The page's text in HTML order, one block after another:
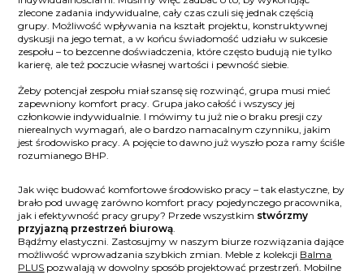
zlecone zadania indywidualne, cały czas czuli się jednak częścią
grupy. Możliwość wpływania na kształt projektu, konstruktywnej
dyskusji na jego temat, a w końcu świadomość udziału w sukcesie
zespołu – to bezcenne doświadczenia, które często budują nie tylko
karierę, ale też poczucie własnej wartości i pewność siebie.
Żeby potencjał zespołu miał szansę się rozwinąć, grupa musi mieć
zapewniony komfort pracy. Grupa jako całość i wszyscy jej
członkowie indywidualnie. I mówimy tu już nie o braku presji czy
nierealnych wymagań, ale o bardzo namacalnym czynniku, jakim
jest środowisko pracy. A pojęcie to dawno już wyszło poza ramy ściśle
rozumianego BHP.
Jak więc budować komfortowe środowisko pracy – tak elastyczne, by
brało pod uwagę zarówno komfort pracy pojedynczego pracownika,
jak i efektywność pracy grupy? Przede wszystkim stwórzmy
przyjazną przestrzeń biurową.
Bądźmy elastyczni. Zastosujmy w naszym biurze rozwiązania dające
możliwość wprowadzania szybkich zmian. Meble z kolekcji Balma
PLUS pozwalają w dowolny sposób projektować przestrzeń. Mobilne